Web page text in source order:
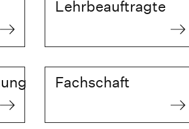
Lehrbeauftragte
Fachschaft